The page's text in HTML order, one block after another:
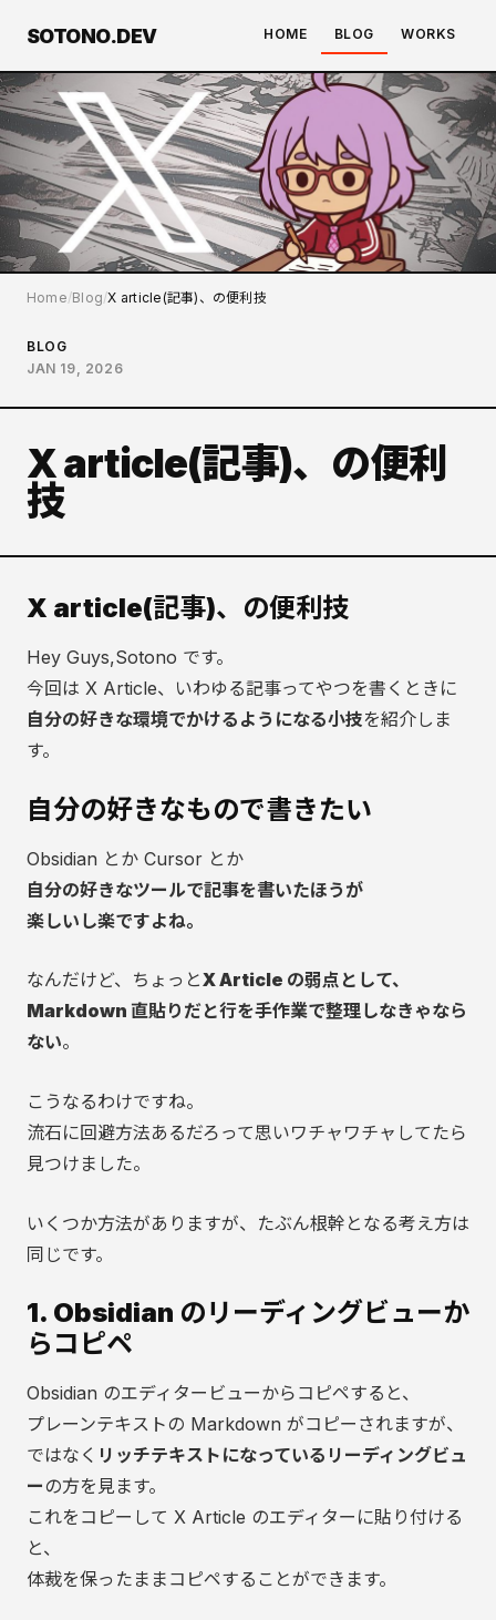
SOTONO.DEV HOME BLOG WORKS
Home Blog X article(記事)、の便利技
BLOG
JAN 19, 2026
X article(記事)、の便利
技
X article(記事)、の便利技
Hey Guys,Sotono です。
今回は X Article、いわゆる記事ってやつを書くときに
自分の好きな環境でかけるようになる小技を紹介しま
す。
自分の好きなもので書きたい
Obsidian とか Cursor とか
自分の好きなツールで記事を書いたほうが
楽しいし楽ですよね。
なんだけど、ちょっとX Article の弱点として、
Markdown 直貼りだと行を手作業で整理しなきゃなら
ない。
こうなるわけですね。
流石に回避方法あるだろって思いワチャワチャしてたら
見つけました。
いくつか方法がありますが、たぶん根幹となる考え方は
同じです。
1. Obsidian のリーディングビューか
らコピペ
Obsidian のエディタービューからコピペすると、
プレーンテキストの Markdown がコピーされますが、
ではなく リッチテキストになっているリーディングビュ
ー の方を見ます。
これをコピーして X Article のエディターに貼り付ける
と、
体裁を保ったままコピペすることができます。